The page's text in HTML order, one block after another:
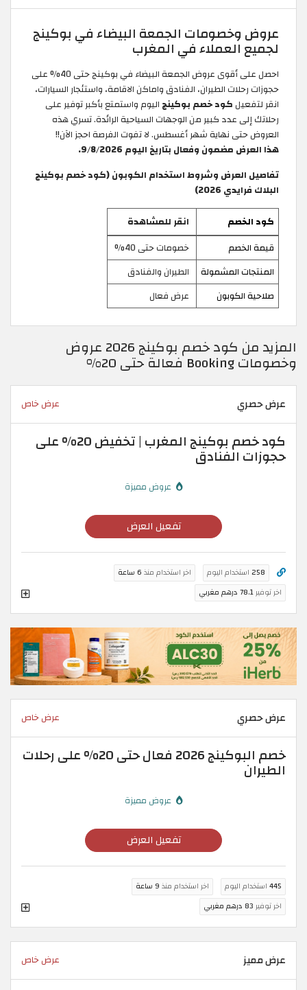
عروض وخصومات الجمعة البيضاء في بوكينج
لجميع العملاء في المغرب
احصل على أقوى عروض الجمعة البيضاء في بوكينج حتى 40% على
حجوزات رحلات الطيران، الفنادق واماكن الاقامة، واستئجار السيارات،
انقر لتفعيل كود خصم بوكينج اليوم واستمتع بأكبر توفير على
رحلاتك إلى عدد كبير من الوجهات السياحية الرائدة. تسري هذه
العروض حتى نهاية شهر أغسطس. لا تفوت الفرصة احجز الآن!!
هذا العرض مضمون وفعال بتاريخ اليوم 9/8/2026.
تفاصيل العرض وشروط استخدام الكوبون (كود خصم بوكينج
البلاك فرايدي 2026)
كود الخصم
انقر للمشاهدة
قيمة الخصم
خصومات حتى 40%
المنتجات المشمولة
الطيران والفنادق
صلاحية الكوبون
عرض فعال
المزيد من كود خصم بوكينج 2026 عروض
وخصومات Booking فعالة حتى 20%
عرض حصري عرض خاص
كود خصم بوكينج المغرب | تخفيض 20% على
حجوزات الفنادق
عروض مميزة
تفعيل العرض
258 استخدام اليوم اخر استخدام منذ 6 ساعة
اخر توفير78.1 درهم مغربي
عرض حصري عرض خاص
خصم البوكينج 2026 فعال حتى 20% على رحلات
الطيران
عروض مميزة
تفعيل العرض
445 استخدام اليوم اخر استخدام منذ 9 ساعة
اخر توفير 83 درهم مغربي
عرض مميز عرض خاص